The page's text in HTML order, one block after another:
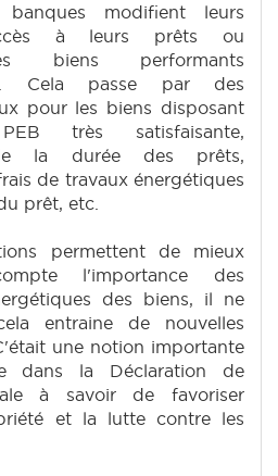
banques modifient leurs
à leurs prêts ou
biens performants
Cela passe par des
pour les biens disposant
très satisfaisante,
la durée des prêts,
de travaux énergétiques
prêt, etc.
permettent de mieux
l'importance des
des biens, il ne
entraine de nouvelles
une notion importante
dans la Déclaration de
à savoir de favoriser
et la lutte contre les